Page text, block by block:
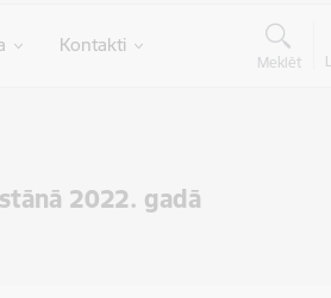
Kontakti
Meklēt
2022. gadā